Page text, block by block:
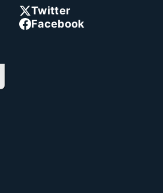
Twitter
Facebook